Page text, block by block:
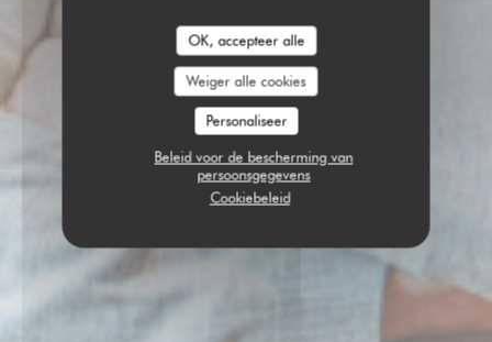
OK, accepteer alle
Weiger alle cookies
Personaliseer
Beleid voor de bescherming van
persoonsgegevens
Cookiebeleid